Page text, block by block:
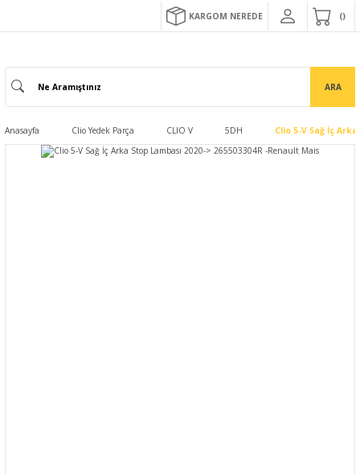
KARGOM NEREDE
ARA
Anasayfa Clio Yedek Parça CLIO V 5DH Clio 5-V Sağ İç